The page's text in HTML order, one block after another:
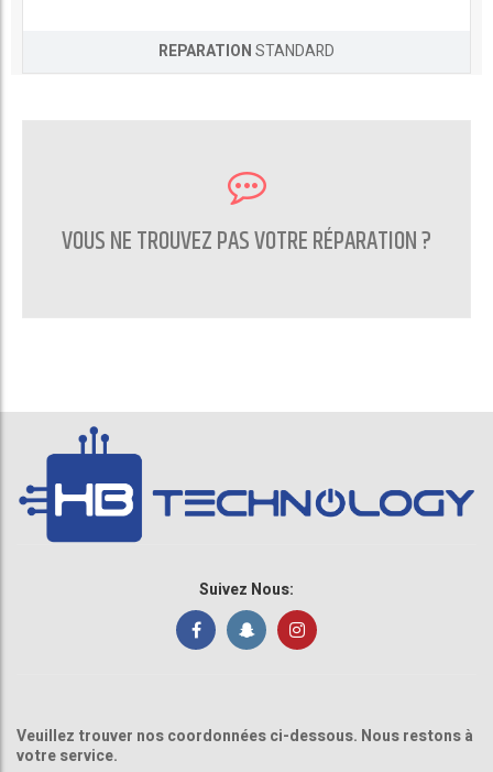
REPARATIONSTANDARD
VOUS NE TROUVEZ PAS VOTRE RÉPARATION ?
CONTACTEZ NOUS
Suivez Nous:
Veuillez trouver nos coordonnées ci-dessous. Nous restons à
votre service.